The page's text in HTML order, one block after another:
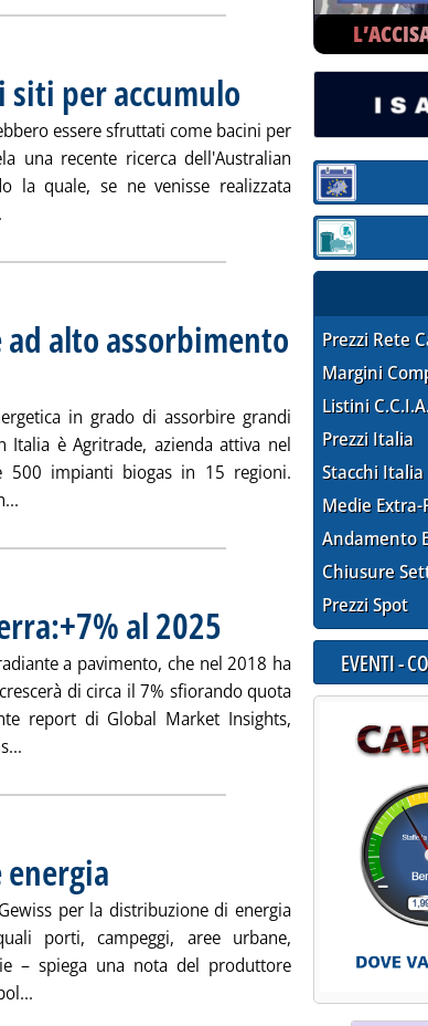
siti per accumulo
essere sfruttati come bacini per
una recente ricerca dell'Australian
la quale, se ne venisse realizzata
Leggi tutta la notizia: 'Idroelettrico, caccia a nuovi
alto assorbimento
in grado di assorbire grandi
Italia è Agritrade, azienda attiva nel
500 impianti biogas in 15 regioni.
Leggi tutta la notizia: '“Silphie”, coltura Agritrade
al 2025
a pavimento, che nel 2018 ha
di circa il 7% sfiorando quota
report di Global Market Insights,
Leggi tutta la notizia: 'Riscaldamento radiante a
per la distribuzione di energia
porti, campeggi, aree urbane,
– spiega una nota del produttore
Sezione:
Sezione:
Prezzi Rete
Margini
Listini
Prezzi Italia
Stacchi Italia
Medie Extra-
Andamento
Chiusure
Prezzi Spot
EVENTI -